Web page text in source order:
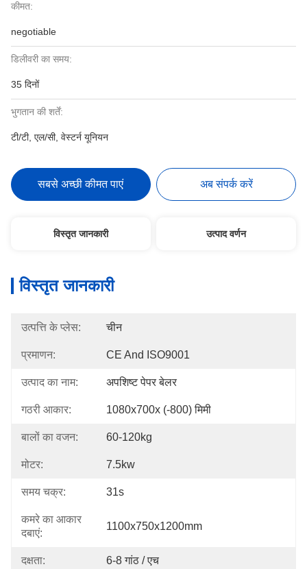
कीमत:
negotiable
डिलीवरी का समय:
35 दिनों
भुगतान की शर्तें:
टी/टी, एल/सी, वेस्टर्न यूनियन
सबसे अच्छी कीमत पाएं अब संपर्क करें
विस्तृत जानकारी उत्पाद वर्णन
विस्तृत जानकारी
उत्पत्ति के प्लेस: चीन
प्रमाणन: CE And ISO9001
उत्पाद का नाम: अपशिष्ट पेपर बेलर
गठरी आकार: 1080x700x (-800) मिमी
बालों का वजन: 60-120kg
मोटर: 7.5kw
समय चक्र: 31s
कमरे का आकार
दबाएं:
1100x750x1200mm
दक्षता: 6-8 गांठ / एच